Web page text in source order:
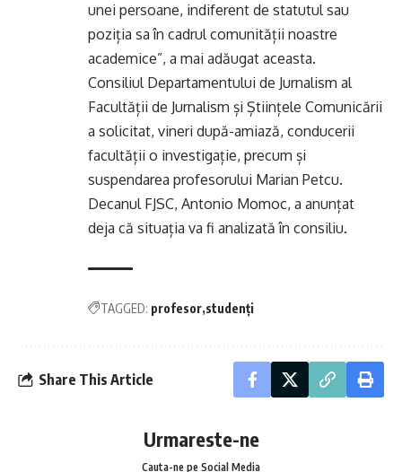
unei persoane, indiferent de statutul sau
poziția sa în cadrul comunității noastre
academice”, a mai adăugat aceasta.
Consiliul Departamentului de Jurnalism al
Facultății de Jurnalism și Științele Comunicării
a solicitat, vineri după-amiază, conducerii
facultății o investigație, precum și
suspendarea profesorului Marian Petcu.
Decanul FJSC, Antonio Momoc, a anunțat
deja că situația va fi analizată în consiliu.
TAGGED: profesor studenți
Share This Article
Urmareste-ne
Cauta-ne pe Social Media